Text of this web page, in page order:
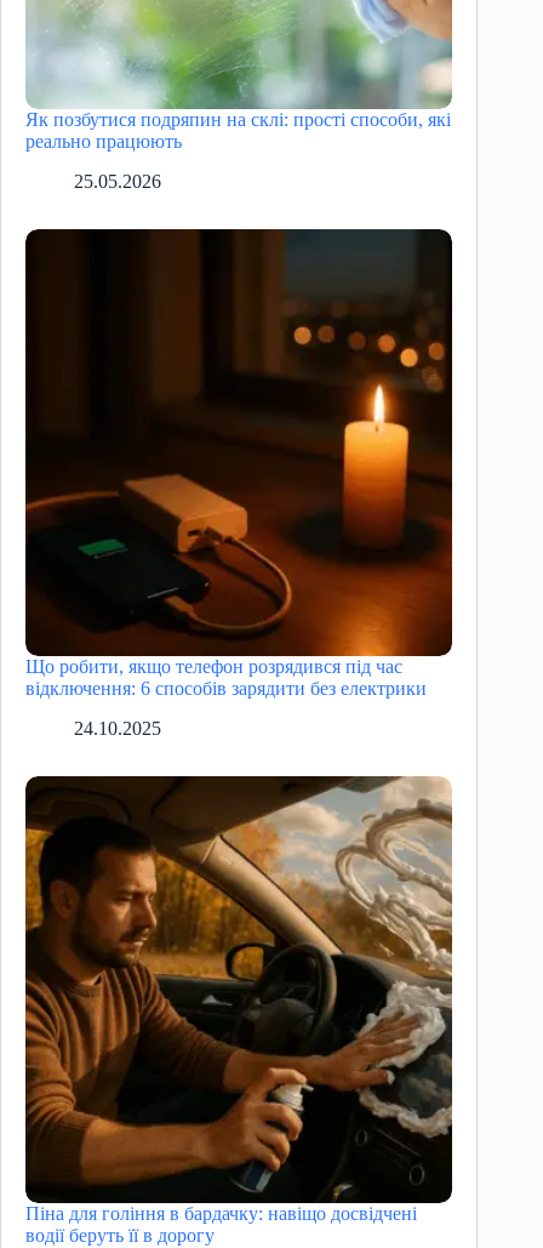
Як позбутися подряпин на склі: прості способи, які
реально працюють
25.05.2026
Що робити, якщо телефон розрядився під час
відключення: 6 способів зарядити без електрики
24.10.2025
Піна для гоління в бардачку: навіщо досвідчені
водії беруть її в дорогу